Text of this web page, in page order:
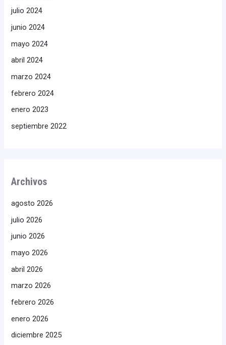
julio 2024
junio 2024
mayo 2024
abril 2024
marzo 2024
febrero 2024
enero 2023
septiembre 2022
Archivos
agosto 2026
julio 2026
junio 2026
mayo 2026
abril 2026
marzo 2026
febrero 2026
enero 2026
diciembre 2025